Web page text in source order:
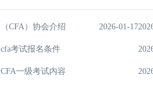
（CFA）协会介绍 2026-01-
cfa考试报名条件
CFA一级考试内容